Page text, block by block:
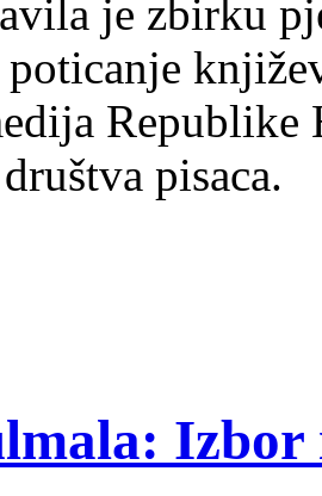
je zbirku
Republike
pisaca.
Izbor